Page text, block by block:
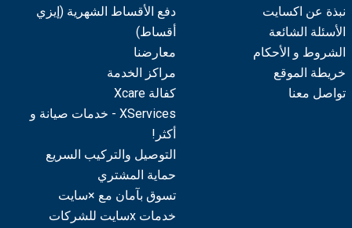
نبذة عن اكسايت
الأسئلة الشائعة
الشروط و الأحكام
خريطة الموقع
تواصل معنا
دفع الأقساط الشهرية (إيزي
أقساط)
معارضنا
مراكز الخدمة
كفالة Xcare
XServices - خدمات صيانة و
أكثر!
التوصيل والتركيب السريع
حماية المشتري
تسوق بآمان مع ×سايت
خدمات xسايت للشركات